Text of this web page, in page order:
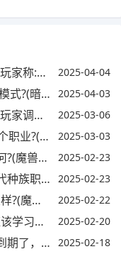
体有多快? 2025-04-04
收费模式) 2025-04-03
如何评价? 2025-03-06
业哪个好) 2025-03-03
要求高吗) 2025-02-23
种族职业搭配) 2025-02-23
化衣服) 2025-02-22
士怎么样) 2025-02-20
多少金一张) 2025-02-18